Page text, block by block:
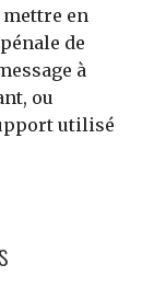
en
de
à
ou
utilisé